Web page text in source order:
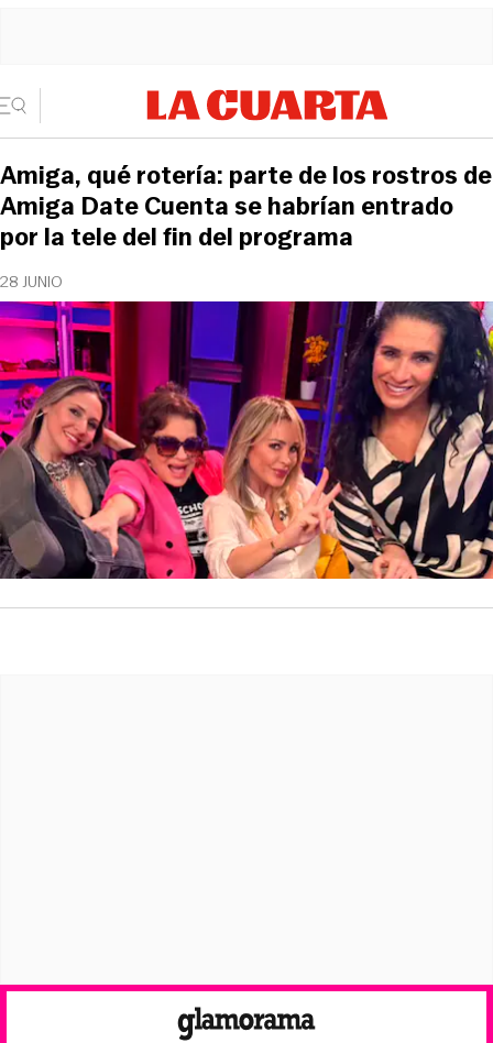
28 JUNIO
Amiga, qué rotería: parte de los rostros de
Amiga Date Cuenta se habrían entrado
por la tele del fin del programa